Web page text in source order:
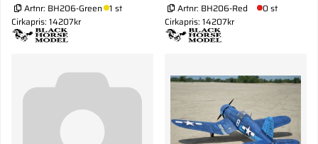
Artnr: BH206-Green 1 st
Cirkapris: 14207kr
Artnr: BH206-Red
0 st
Cirkapris: 14207kr